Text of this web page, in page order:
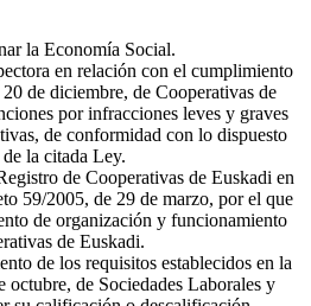
la Economía Social.
en relación con el cumplimiento
de diciembre, de Cooperativas de
por infracciones leves y graves
de conformidad con lo dispuesto
la citada Ley.
de Cooperativas de Euskadi en
59/2005, de 29 de marzo, por el que
de organización y funcionamiento
de Euskadi.
de los requisitos establecidos en la
octubre, de Sociedades Laborales y